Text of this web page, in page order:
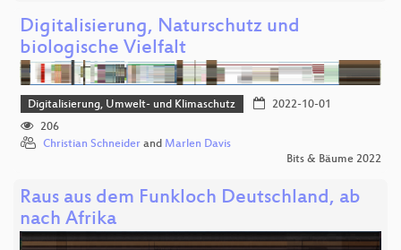
Digitalisierung, Naturschutz und
biologische Vielfalt
Digitalisierung, Umwelt- und Klimaschutz
2022-10-01
206
Christian Schneider and Marlen Davis
Bits & Bäume 2022
Raus aus dem Funkloch Deutschland, ab
nach Afrika